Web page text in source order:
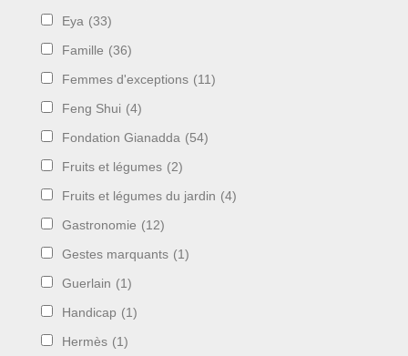
Eya (33)
Famille (36)
Femmes d'exceptions (11)
Feng Shui (4)
Fondation Gianadda (54)
Fruits et légumes (2)
Fruits et légumes du jardin (4)
Gastronomie (12)
Gestes marquants (1)
Guerlain (1)
Handicap (1)
Hermès (1)